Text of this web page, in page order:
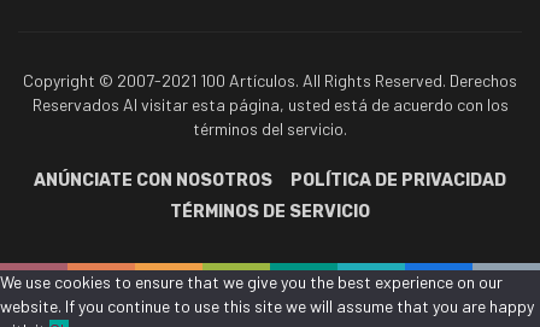
Copyright © 2007-2021 100 Artículos. All Rights Reserved. Derechos
Reservados Al visitar esta página, usted está de acuerdo con los
términos del servicio.
ANÚNCIATE CON NOSOTROS
POLÍTICA DE PRIVACIDAD
TÉRMINOS DE SERVICIO
We use cookies to ensure that we give you the best experience on our
website. If you continue to use this site we will assume that you are happy